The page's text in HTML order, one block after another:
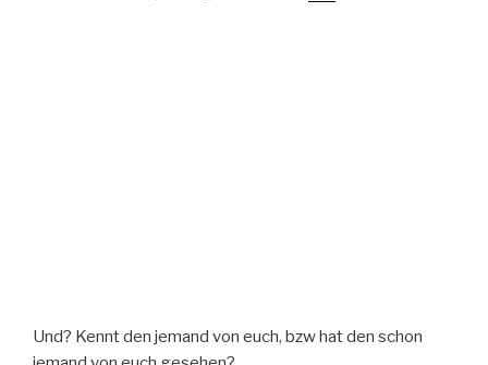
Und? Kennt den jemand von euch, bzw hat den schon